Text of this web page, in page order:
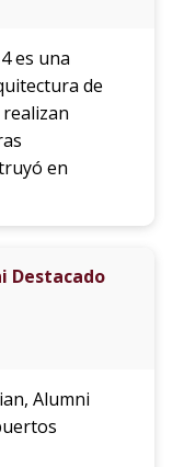
es una
de
en
Destacado
Alumni